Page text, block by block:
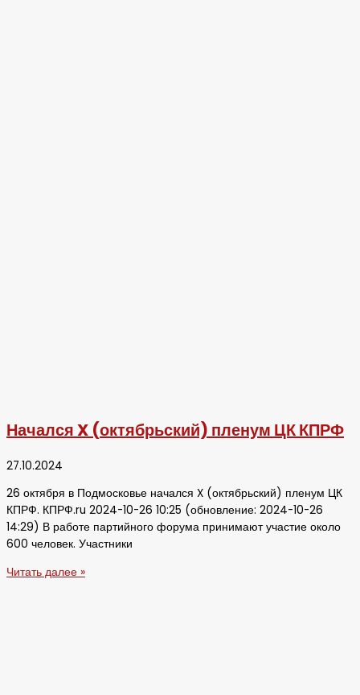
Начался X (октябрьский) пленум ЦК КПРФ
27.10.2024
26 октября в Подмосковье начался X (октябрьский) пленум ЦК
КПРФ. КПРФ.ru 2024-10-26 10:25 (обновление: 2024-10-26
14:29) В работе партийного форума принимают участие около
600 человек. Участники
Читать далее »